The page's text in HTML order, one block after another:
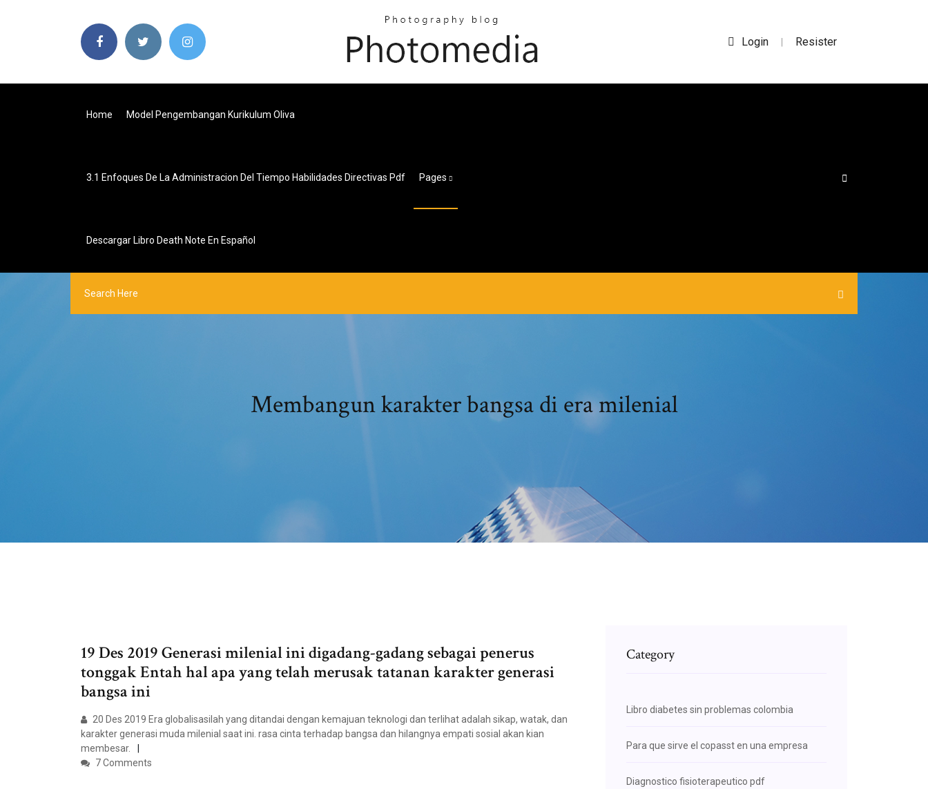
Login | Resister
Home Model Pengembangan Kurikulum Oliva
3.1 Enfoques De La Administracion Del Tiempo Habilidades Directivas Pdf Pages
Descargar Libro Death Note En Español
Membangun karakter bangsa di era milenial
19 Des 2019 Generasi milenial ini digadang-gadang sebagai penerus
tonggak Entah hal apa yang telah merusak tatanan karakter generasi
bangsa ini
20 Des 2019 Era globalisasilah yang ditandai dengan kemajuan teknologi dan terlihat adalah sikap, watak, dan
karakter generasi muda milenial saat ini. rasa cinta terhadap bangsa dan hilangnya empati sosial akan kian
membesar.
7 Comments
Category
Libro diabetes sin problemas colombia
Para que sirve el copasst en una empresa
Diagnostico fisioterapeutico pdf